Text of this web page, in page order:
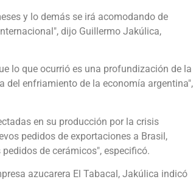
y lo demás se irá acomodando de
dijo Guillermo Jakúlica,
lo que ocurrió es una profundización de la
del enfriamiento de la economía argentina",
en su producción por la crisis
pedidos de exportaciones a Brasil,
de cerámicos", especificó.
azucarera El Tabacal, Jakúlica indicó